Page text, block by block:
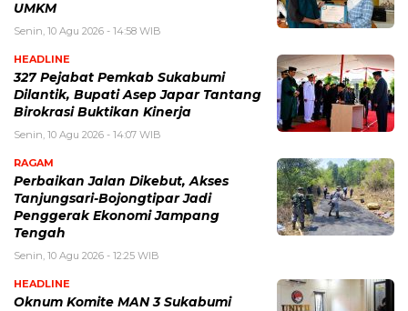
UMKM
Senin, 10 Agu 2026 - 14:58 WIB
HEADLINE
327 Pejabat Pemkab Sukabumi
Dilantik, Bupati Asep Japar Tantang
Birokrasi Buktikan Kinerja
Senin, 10 Agu 2026 - 14:07 WIB
RAGAM
Perbaikan Jalan Dikebut, Akses
Tanjungsari-Bojongtipar Jadi
Penggerak Ekonomi Jampang
Tengah
Senin, 10 Agu 2026 - 12:25 WIB
HEADLINE
Oknum Komite MAN 3 Sukabumi